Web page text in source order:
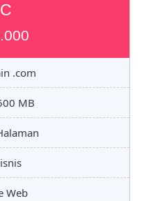
.com
MB
Web